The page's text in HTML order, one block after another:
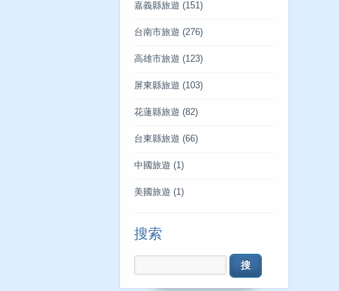
嘉義縣旅遊 (151)
台南市旅遊 (276)
高雄市旅遊 (123)
屏東縣旅遊 (103)
花蓮縣旅遊 (82)
台東縣旅遊 (66)
中國旅遊 (1)
美國旅遊 (1)
搜索